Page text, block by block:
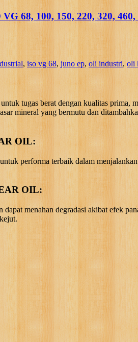
68, 100, 150, 220, 320, 460,
, iso vg 68, juno ep, oli industri, oli
tugas berat dengan kualitas prima,
mineral yang bermutu dan
OIL:
performa terbaik dalam
OIL:
menahan degradasi akibat efek